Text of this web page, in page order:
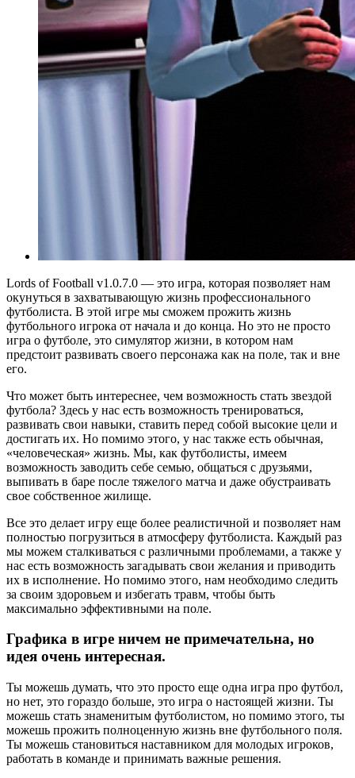
Lords of Football v1.0.7.0 — это игра, которая позволяет нам
окунуться в захватывающую жизнь профессионального
футболиста. В этой игре мы сможем прожить жизнь
футбольного игрока от начала и до конца. Но это не просто
игра о футболе, это симулятор жизни, в котором нам
предстоит развивать своего персонажа как на поле, так и вне
его.
Что может быть интереснее, чем возможность стать звездой
футбола? Здесь у нас есть возможность тренироваться,
развивать свои навыки, ставить перед собой высокие цели и
достигать их. Но помимо этого, у нас также есть обычная,
«человеческая» жизнь. Мы, как футболисты, имеем
возможность заводить себе семью, общаться с друзьями,
выпивать в баре после тяжелого матча и даже обустраивать
свое собственное жилище.
Все это делает игру еще более реалистичной и позволяет нам
полностью погрузиться в атмосферу футболиста. Каждый раз
мы можем сталкиваться с различными проблемами, а также у
нас есть возможность загадывать свои желания и приводить
их в исполнение. Но помимо этого, нам необходимо следить
за своим здоровьем и избегать травм, чтобы быть
максимально эффективными на поле.
Графика в игре ничем не примечательна, но
идея очень интересная.
Ты можешь думать, что это просто еще одна игра про футбол,
но нет, это гораздо больше, это игра о настоящей жизни. Ты
можешь стать знаменитым футболистом, но помимо этого, ты
можешь прожить полноценную жизнь вне футбольного поля.
Ты можешь становиться наставником для молодых игроков,
работать в команде и принимать важные решения.